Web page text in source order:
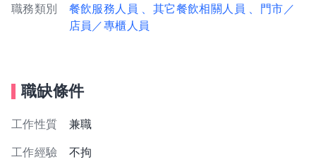
職務類別 餐飲服務人員 、其它餐飲相關人員
、門市／
店員／專櫃人員
職缺條件
工作性質 兼職
工作經驗 不拘